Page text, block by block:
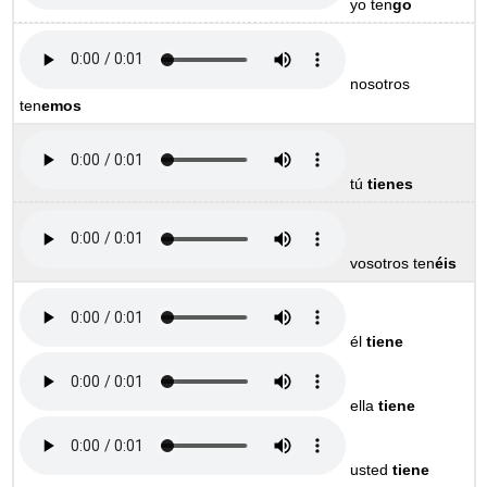
yo tengo
nosotros
tenemos
tútienes
vosotros tenéis
éltiene
ellatiene
ustedtiene